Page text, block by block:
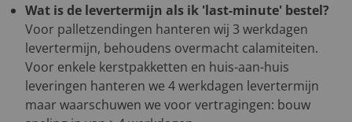
Wat is de levertermijn als ik 'last-minute' bestel?
Voor palletzendingen hanteren wij 3 werkdagen
levertermijn, behoudens overmacht calamiteiten.
Voor enkele kerstpakketten en huis-aan-huis
leveringen hanteren we 4 werkdagen levertermijn
maar waarschuwen we voor vertragingen: bouw